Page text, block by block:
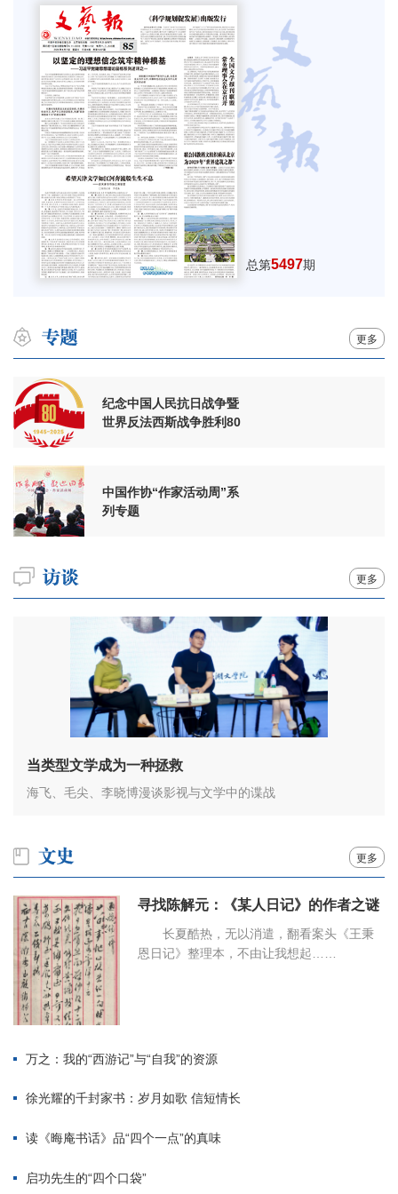
总第5497期
更多
纪念中国人民抗日战争暨
世界反法西斯战争胜利80
中国作协“作家活动周”系
列专题
更多
当类型文学成为一种拯救
海飞、毛尖、李晓博漫谈影视与文学中的谍战
更多
寻找陈解元：《某人日记》的作者之谜
长夏酷热，无以消遣，翻看案头《王秉
恩日记》整理本，不由让我想起……
万之：我的“西游记”与“自我”的资源
徐光耀的千封家书：岁月如歌 信短情长
读《晦庵书话》品“四个一点”的真味
启功先生的“四个口袋”